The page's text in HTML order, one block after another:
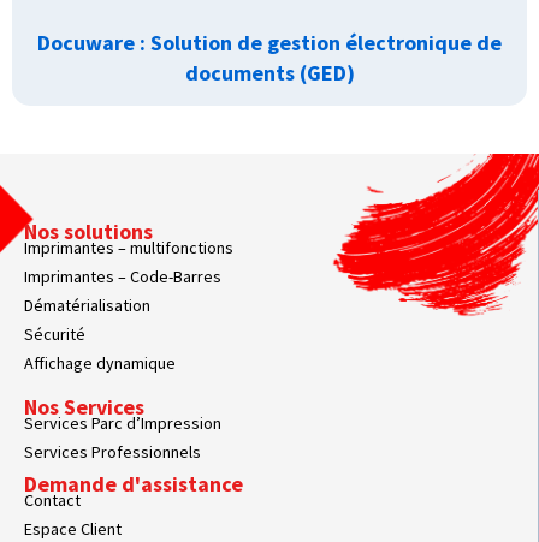
Docuware : Solution de gestion électronique de
documents (GED)
Nos solutions
Imprimantes – multifonctions
Imprimantes – Code-Barres
Dématérialisation
Sécurité
Affichage dynamique
Nos Services
Services Parc d’Impression
Services Professionnels
Demande d'assistance
Contact
Espace Client